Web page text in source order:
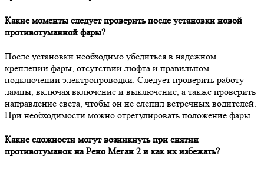
Какие моменты следует проверить после установки новой
противотуманной фары?
После установки необходимо убедиться в надежном
креплении фары, отсутствии люфта и правильном
подключении электропроводки. Следует проверить работу
лампы, включая включение и выключение, а также проверить
направление света, чтобы он не слепил встречных водителей.
При необходимости можно отрегулировать положение фары.
Какие сложности могут возникнуть при снятии
противотуманок на Рено Меган 2 и как их избежать?